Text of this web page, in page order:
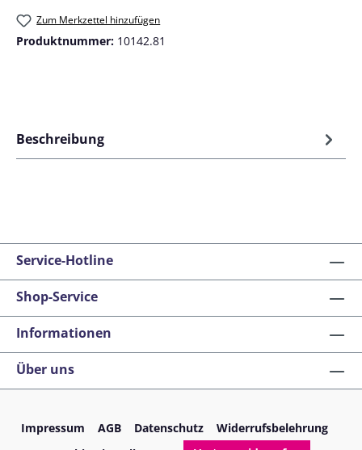
Zum Merkzettel hinzufügen
Produktnummer: 10142.81
Beschreibung
Service-Hotline
Shop-Service
Informationen
Über uns
Impressum AGB Datenschutz
Widerrufsbelehrung